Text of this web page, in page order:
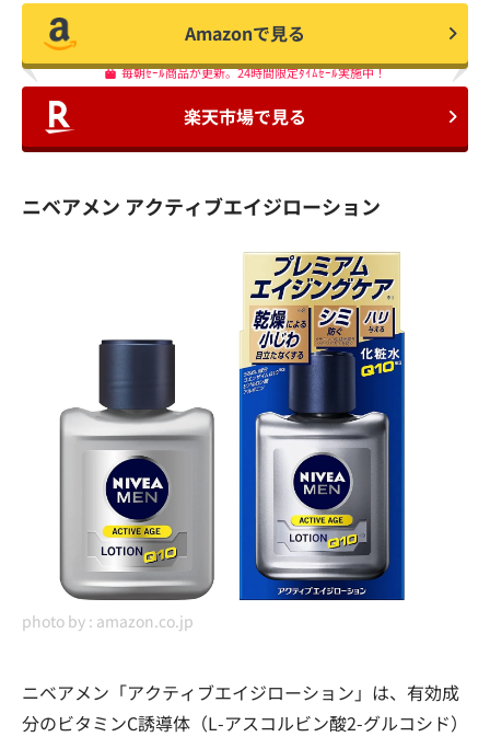
Amazonで見る
毎朝ｾｰﾙ商品が更新。24時間限定ﾀｲﾑｾｰﾙ実施中！
楽天市場で見る
ニベアメン アクティブエイジローション
photo by : amazon.co.jp
ニベアメン「アクティブエイジローション」は、有効成
分のビタミンC誘導体（L-アスコルビン酸2-グルコシド）